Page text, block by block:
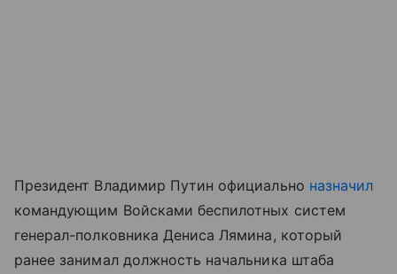
Президент Владимир Путин официально назначил
командующим Войсками беспилотных систем
генерал-полковника Дениса Лямина, который
ранее занимал должность начальника штаба